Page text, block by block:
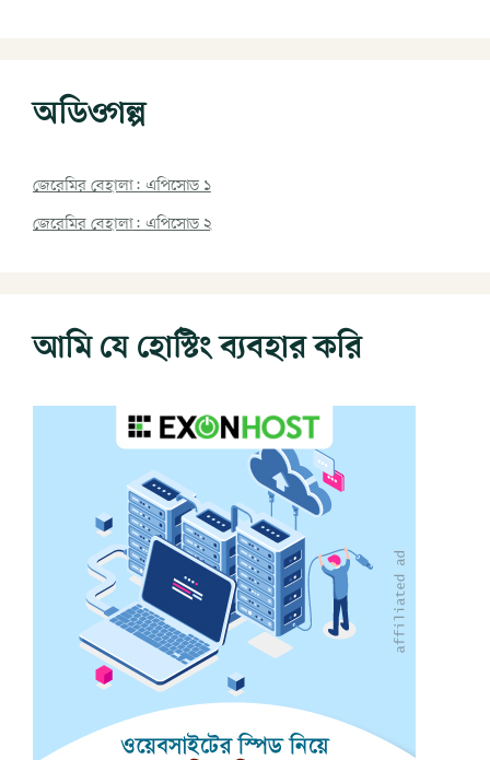
অডিওগল্প
জেরেমির বেহালা: এপিসোড ১
জেরেমির বেহালা: এপিসোড ২
আমি যে হোস্টিং ব্যবহার করি